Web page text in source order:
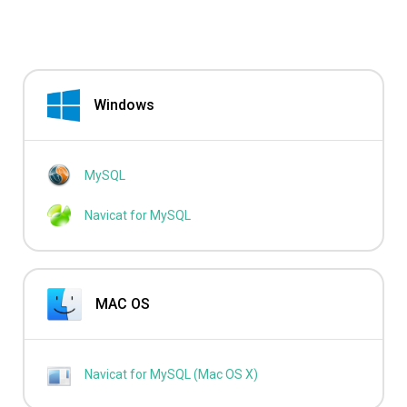
Windows
MySQL
Navicat for MySQL
MAC OS
Navicat for MySQL (Mac OS X)